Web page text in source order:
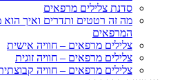
סדנת צלילים מרפאים
מה זה רטטים ותדרים ואיך
המרפאים
צלילים מרפאים – חוויה אישית
צלילים מרפאים – חוויה זוגית
צלילים מרפאים – חוויה